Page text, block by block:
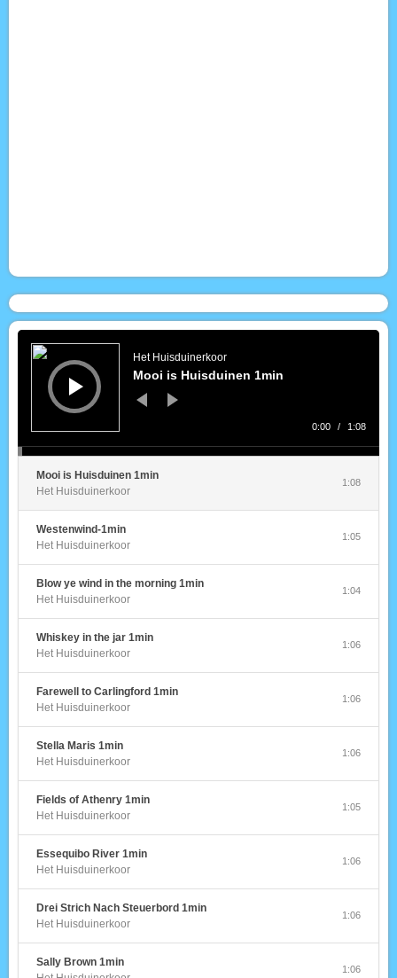
Audiospeler
Het Huisduinerkoor
Mooi is Huisduinen 1min
0:00 / 1:08
Mooi is Huisduinen 1min
Het Huisduinerkoor
1:08
Westenwind-1min
Het Huisduinerkoor
1:05
Blow ye wind in the morning 1min
Het Huisduinerkoor
1:04
Whiskey in the jar 1min
Het Huisduinerkoor
1:06
Farewell to Carlingford 1min
Het Huisduinerkoor
1:06
Stella Maris 1min
Het Huisduinerkoor
1:06
Fields of Athenry 1min
Het Huisduinerkoor
1:05
Essequibo River 1min
Het Huisduinerkoor
1:06
Drei Strich Nach Steuerbord 1min
Het Huisduinerkoor
1:06
Sally Brown 1min
1:06